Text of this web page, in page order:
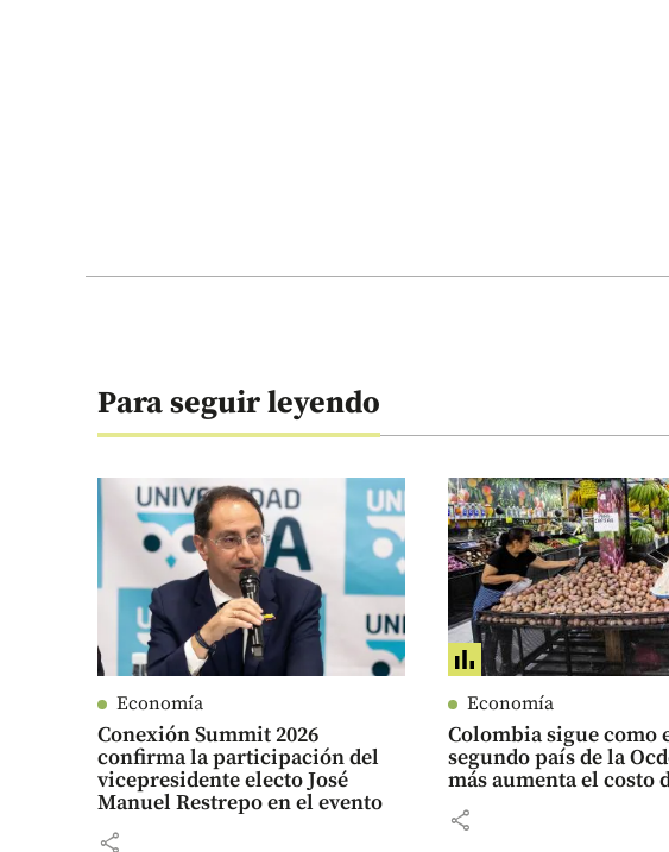
Para seguir leyendo
Economía
Conexión Summit 2026
confirma la participación del
vicepresidente electo José
Manuel Restrepo en el evento
share
Economía
Colombia sigue como
segundo país de la
más aumenta el costo
share